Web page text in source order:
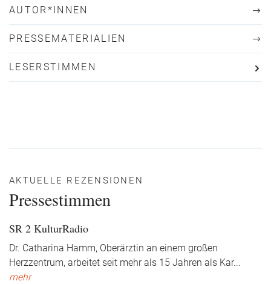
AUTOR*INNEN
PRESSEMATERIALIEN
LESERSTIMMEN
AKTUELLE REZENSIONEN
Pressestimmen
SR 2 KulturRadio
Dr. Catharina Hamm, Oberärztin an einem großen
Herzzentrum, arbeitet seit mehr als 15 Jahren als Kar...
mehr